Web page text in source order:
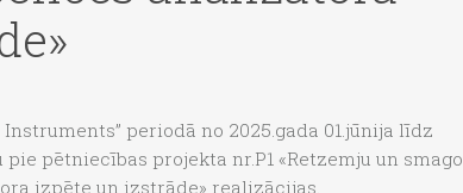
periodā no 2025.gada 01.jūnija līdz
pētniecības projekta nr.P1 «Retzemju un smago
izpēte un izstrāde» realizācijas.